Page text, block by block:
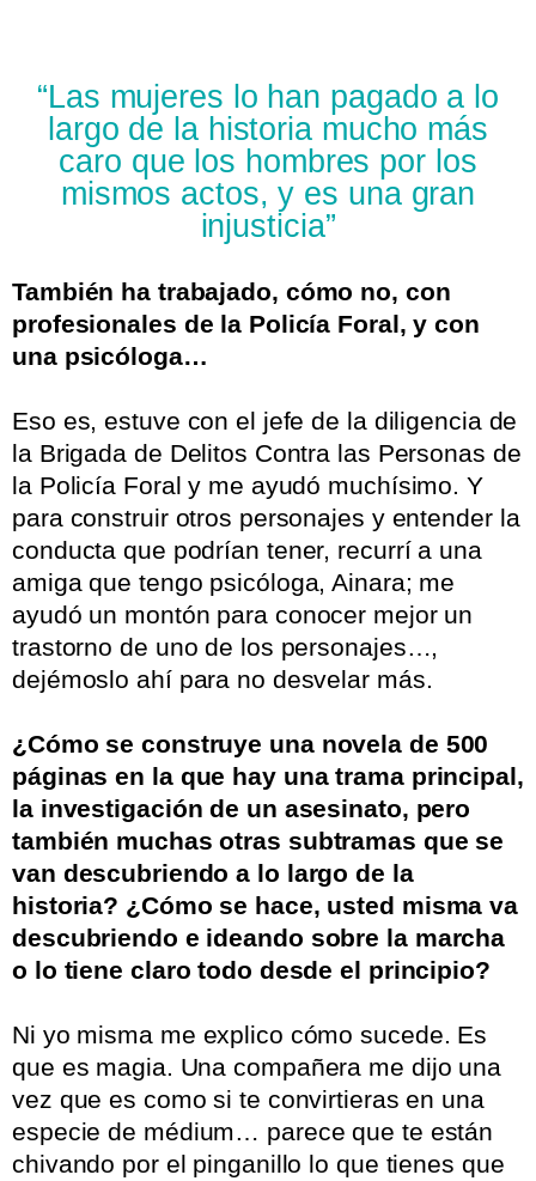
“Las mujeres lo han pagado a lo
largo de la historia mucho más
caro que los hombres por los
mismos actos, y es una gran
injusticia”
También ha trabajado, cómo no, con
profesionales de la Policía Foral, y con
una psicóloga…
Eso es, estuve con el jefe de la diligencia de
la Brigada de Delitos Contra las Personas de
la Policía Foral y me ayudó muchísimo. Y
para construir otros personajes y entender la
conducta que podrían tener, recurrí a una
amiga que tengo psicóloga, Ainara; me
ayudó un montón para conocer mejor un
trastorno de uno de los personajes…,
dejémoslo ahí para no desvelar más.
¿Cómo se construye una novela de 500
páginas en la que hay una trama principal,
la investigación de un asesinato, pero
también muchas otras subtramas que se
van descubriendo a lo largo de la
historia? ¿Cómo se hace, usted misma va
descubriendo e ideando sobre la marcha
o lo tiene claro todo desde el principio?
Ni yo misma me explico cómo sucede. Es
que es magia. Una compañera me dijo una
vez que es como si te convirtieras en una
especie de médium… parece que te están
chivando por el pinganillo lo que tienes que